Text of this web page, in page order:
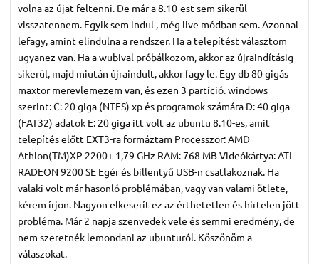
volna az újat feltenni. De már a 8.10-est sem sikerül
visszatennem. Egyik sem indul , még live módban sem. Azonnal
lefagy, amint elindulna a rendszer. Ha a telepítést választom
ugyanez van. Ha a wubival próbálkozom, akkor az újraindításig
sikerül, majd miután újraindult, akkor fagy le. Egy db 80 gigás
maxtor merevlemezem van, és ezen 3 partíció. windows
szerint: C: 20 giga (NTFS) xp és programok számára D: 40 giga
(FAT32) adatok E: 20 giga itt volt az ubuntu 8.10-es, amit
telepítés előtt EXT3-ra formáztam Processzor: AMD
Athlon(TM)XP 2200+ 1,79 GHz RAM: 768 MB Videókártya: ATI
RADEON 9200 SE Egér és billentyű USB-n csatlakoznak. Ha
valaki volt már hasonló problémában, vagy van valami ötlete,
kérem írjon. Nagyon elkeserít ez az érthetetlen és hirtelen jött
probléma. Már 2 napja szenvedek vele és semmi eredmény, de
nem szeretnék lemondani az ubunturól. Köszönöm a
válaszokat.